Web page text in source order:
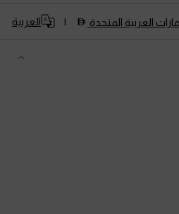
العربية المتحدة العربية